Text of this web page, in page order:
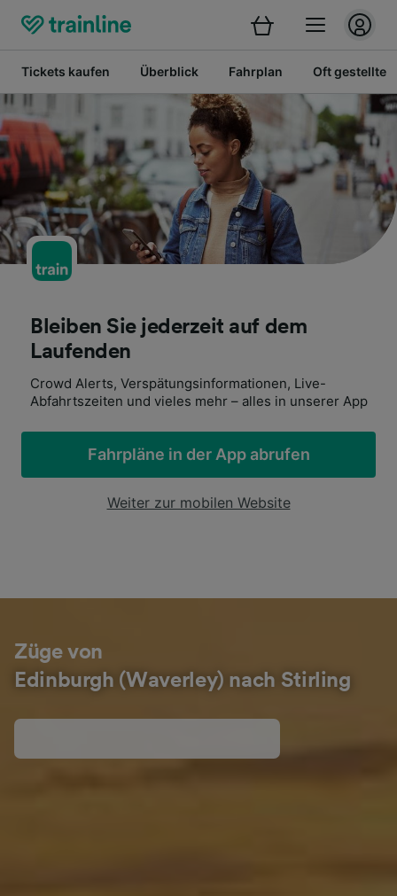
Tickets kaufen Überblick Fahrplan Oft gestellte
Bleiben Sie jederzeit auf dem
Laufenden
Crowd Alerts, Verspätungsinformationen, Live-
Abfahrtszeiten und vieles mehr – alles in unserer App
Fahrpläne in der App abrufen
Weiter zur mobilen Website
Züge von
Edinburgh (Waverley) nach Stirling